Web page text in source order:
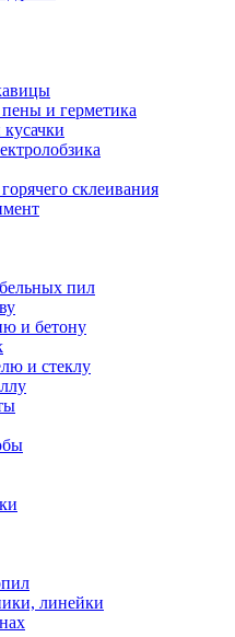
и герметика
склеивания
пил
и бетону
и стеклу
линейки